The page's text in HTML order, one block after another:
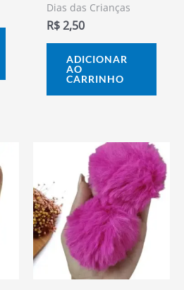
Dias das Crianças
R$2,50
ADICIONAR
AO
CARRINHO